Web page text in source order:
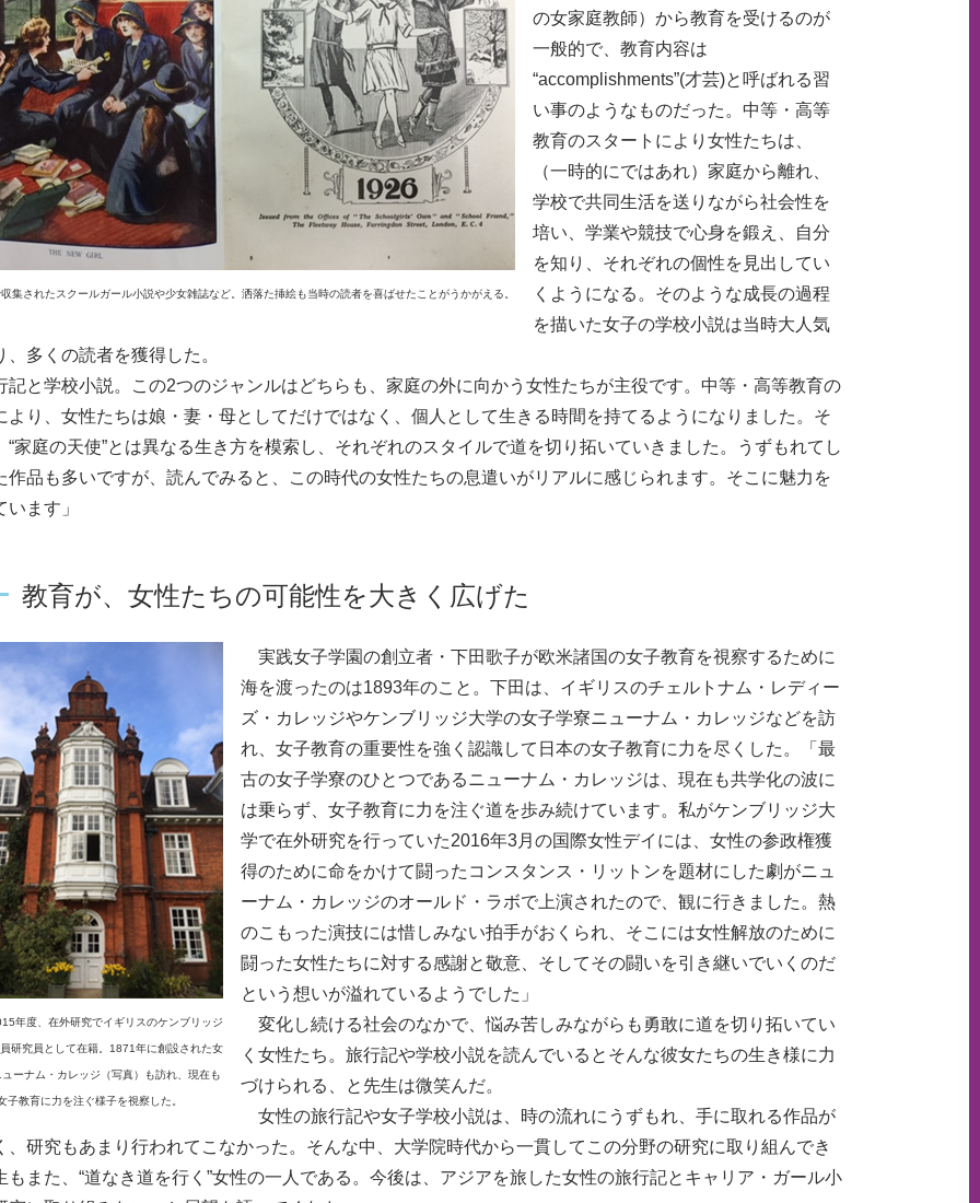
集されたスクールガール小説や少女雑誌など。洒落た挿絵も当時の読者を喜ばせたことがうかがえる。
の女家庭教師）から教育を受けるのが
一般的で、教育内容は
“accomplishments”(才芸)と呼ばれる習
い事のようなものだった。中等・高等
教育のスタートにより女性たちは、
（一時的にではあれ）家庭から離れ、
学校で共同生活を送りながら社会性を
培い、学業や競技で心身を鍛え、自分
を知り、それぞれの個性を見出してい
くようになる。そのような成長の過程
を描いた女子の学校小説は当時大人気
、多くの読者を獲得した。
記と学校小説。この2つのジャンルはどちらも、家庭の外に向かう女性たちが主役です。中等・高等教育の
より、女性たちは娘・妻・母としてだけではなく、個人として生きる時間を持てるようになりました。そ
“家庭の天使”とは異なる生き方を模索し、それぞれのスタイルで道を切り拓いていきました。うずもれてし
作品も多いですが、読んでみると、この時代の女性たちの息遣いがリアルに感じられます。そこに魅力を
います」
教育が、女性たちの可能性を大きく広げた
年度、在外研究でイギリスのケンブリッジ
研究員として在籍。1871年に創設された女
ーナム・カレッジ（写真）も訪れ、現在も
子教育に力を注ぐ様子を視察した。
実践女子学園の創立者・下田歌子が欧米諸国の女子教育を視察するために
海を渡ったのは1893年のこと。下田は、イギリスのチェルトナム・レディー
ズ・カレッジやケンブリッジ大学の女子学寮ニューナム・カレッジなどを訪
れ、女子教育の重要性を強く認識して日本の女子教育に力を尽くした。「最
古の女子学寮のひとつであるニューナム・カレッジは、現在も共学化の波に
は乗らず、女子教育に力を注ぐ道を歩み続けています。私がケンブリッジ大
学で在外研究を行っていた2016年3月の国際女性デイには、女性の参政権獲
得のために命をかけて闘ったコンスタンス・リットンを題材にした劇がニュ
ーナム・カレッジのオールド・ラボで上演されたので、観に行きました。熱
のこもった演技には惜しみない拍手がおくられ、そこには女性解放のために
闘った女性たちに対する感謝と敬意、そしてその闘いを引き継いでいくのだ
という想いが溢れているようでした」
変化し続ける社会のなかで、悩み苦しみながらも勇敢に道を切り拓いてい
く女性たち。旅行記や学校小説を読んでいるとそんな彼女たちの生き様に力
づけられる、と先生は微笑んだ。
女性の旅行記や女子学校小説は、時の流れにうずもれ、手に取れる作品が
、研究もあまり行われてこなかった。そんな中、大学院時代から一貫してこの分野の研究に取り組んでき
もまた、“道なき道を行く”女性の一人である。今後は、アジアを旅した女性の旅行記とキャリア・ガール小